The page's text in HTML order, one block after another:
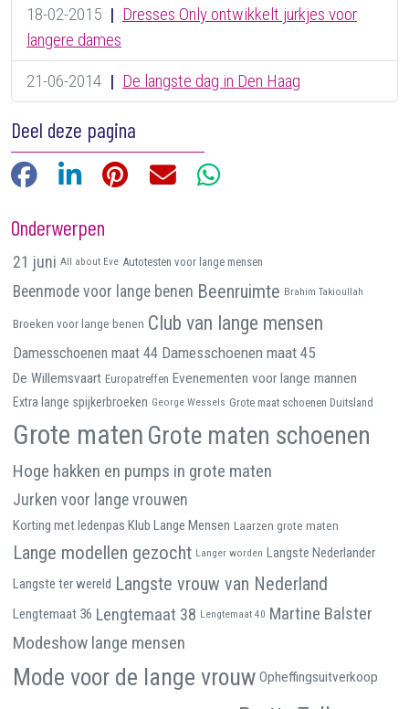
18-02-2015 | Dresses Only ontwikkelt jurkjes voor
langere dames
21-06-2014 | De langste dag in Den Haag
Deel deze pagina
FacebookLinkedIn Pinterest E-mailWhatsApp
Onderwerpen
21 juni All about Eve Autotesten voor lange mensen
Beenmode voor lange benen Beenruimte Brahim Takioullah
Broeken voor lange benen Club van lange mensen
Damesschoenen maat 44 Damesschoenen maat 45
De Willemsvaart Europatreffen Evenementen voor lange mannen
Extra lange spijkerbroeken George Wessels Grote maat schoenen Duitsland
Grote maten Grote maten schoenen
Hoge hakken en pumps in grote maten
Jurken voor lange vrouwen
Korting met ledenpas Klub Lange Mensen Laarzen grote maten
Lange modellen gezocht Langer worden Langste Nederlander
Langste ter wereld Langste vrouw van Nederland
Lengtemaat 36 Lengtemaat 38 Lengtemaat 40 Martine Balster
Modeshow lange mensen
Mode voor de lange vrouw Opheffingsuitverkoop